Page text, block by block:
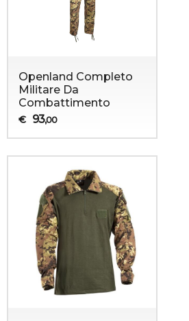
Openland Completo
Militare Da
Combattimento
€ 93,00